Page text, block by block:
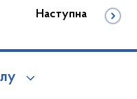
Наступна